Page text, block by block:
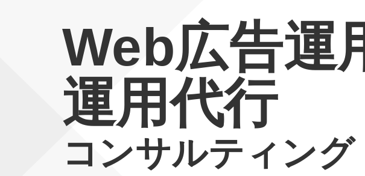
お役立ち資料
料金表
年収エージェント
ミッション・ビジョ
代表メッセージ（岩
Web広告運
運用代行
コンサルティング